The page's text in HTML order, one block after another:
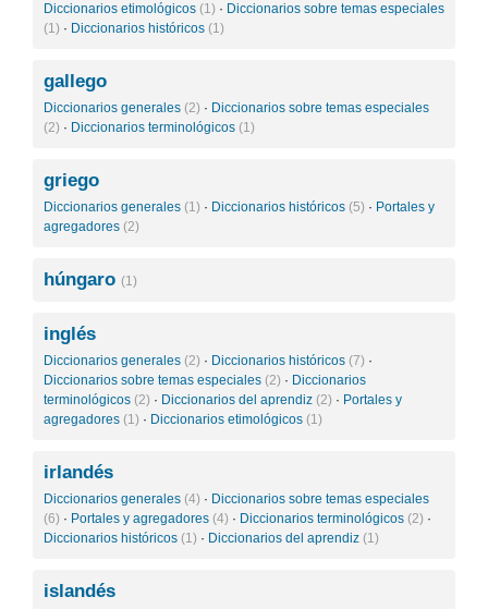
Diccionarios etimológicos (1) · Diccionarios sobre temas especiales
(1) · Diccionarios históricos (1)
gallego
Diccionarios generales (2) · Diccionarios sobre temas especiales
(2) · Diccionarios terminológicos (1)
griego
Diccionarios generales (1) · Diccionarios históricos (5) · Portales y
agregadores (2)
húngaro (1)
inglés
Diccionarios generales (2) · Diccionarios históricos (7) ·
Diccionarios sobre temas especiales (2) · Diccionarios
terminológicos (2) · Diccionarios del aprendiz (2) · Portales y
agregadores (1) · Diccionarios etimológicos (1)
irlandés
Diccionarios generales (4) · Diccionarios sobre temas especiales
(6) · Portales y agregadores (4) · Diccionarios terminológicos (2) ·
Diccionarios históricos (1) · Diccionarios del aprendiz (1)
islandés